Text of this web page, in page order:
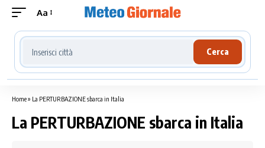
Aa
Cerca località meteo
Cerca
Home» La PERTURBAZIONE sbarca in Italia
La PERTURBAZIONE sbarca in Italia